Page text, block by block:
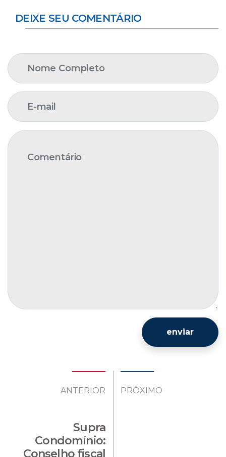
DEIXE SEU COMENTÁRIO
enviar
ANTERIOR
Supra
Condomínio:
Conselho fiscal
PRÓXIMO